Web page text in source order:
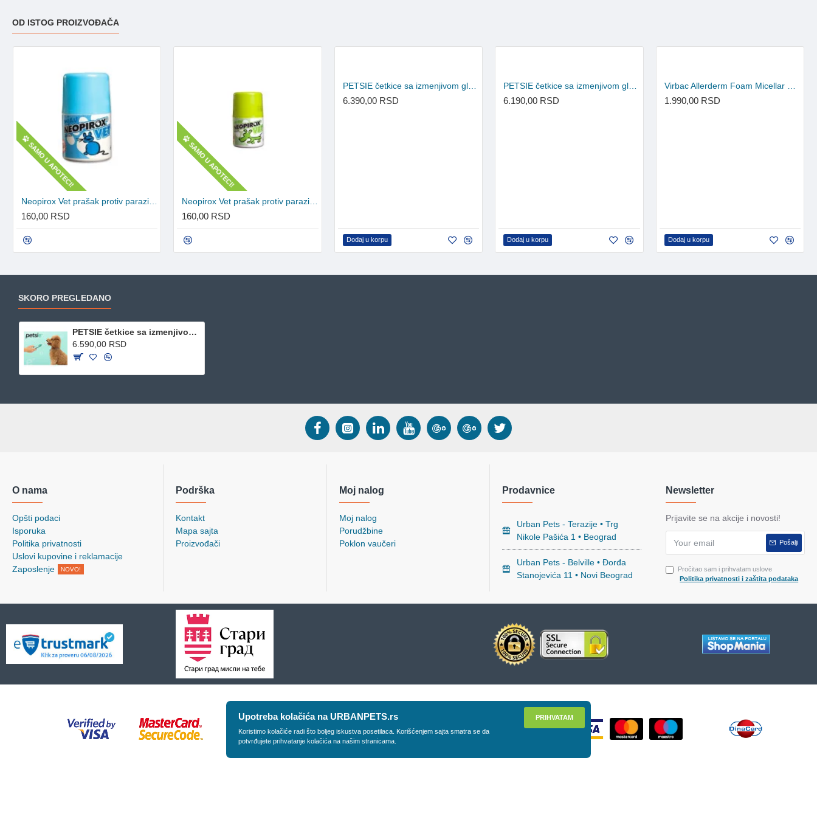
OD ISTOG PROIZVOĐAČA
SAMO U APOTECI!
Neopirox Vet prašak protiv parazita za mačke 50mg
160,00 RSD
SAMO U APOTECI!
Neopirox Vet prašak protiv parazita za pse 50mg
160,00 RSD
PETSIE četkice sa izmenjivom glavom - M (za pse od 10kg - 20kg)
6.390,00 RSD
Dodaj u korpu
6.190,00 RSD
Dodaj u korpu
1.990,00 RSD
Dodaj u korpu
SKORO PREGLEDANO
PETSIE četkice sa izmenjivom glavom - L (za pse preko 20kg)
6.590,00 RSD
O nama
Opšti podaci
Isporuka
Politika privatnosti
Uslovi kupovine i reklamacije
Zaposlenje
NOVO!
Podrška
Kontakt
Mapa sajta
Proizvođači
Moj nalog
Moj nalog
Porudžbine
Poklon vaučeri
Prodavnice
Urban Pets - Terazije • Trg
Nikole Pašića 1 • Beograd
Urban Pets - Belville • Đorđa
Stanojevića 11 • Novi Beograd
Newsletter
Prijavite se na akcije i novosti!
Pošalji
Pročitao sam i prihvatam uslove
Politika privatnosti i zaštita podataka
PRIHVATAM
Upotreba kolačića na URBANPETS.rs
Koristimo kolačiće radi što boljeg iskustva posetilaca. Korišćenjem sajta smatra se da
potvrđujete prihvatanje kolačića na našim stranicama.